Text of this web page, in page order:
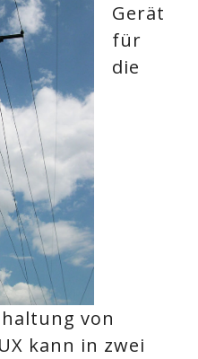
Gerät
für
die
von
kann in zwei